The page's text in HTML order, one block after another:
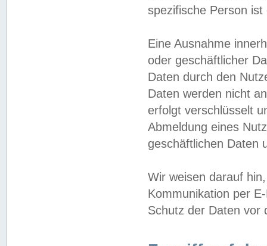
spezifische Person
Eine Ausnahme
oder geschäftlicher
Daten durch den
Daten werden nicht
erfolgt verschlüsselt
Abmeldung eines
geschäftlichen Daten
Wir weisen darauf
Kommunikation per
Schutz der Daten vor